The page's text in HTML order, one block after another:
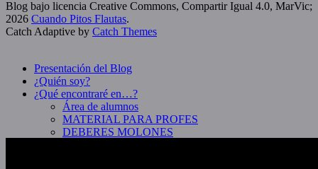
Blog bajo licencia Creative Commons, Compartir Igual 4.0, MarVic;
2026 Cuando Pitos Flautas.
Catch Adaptive by Catch Themes
Presentación del Blog
¿Quién soy?
¿Qué encontraré en…?
Área de alumnos
MATERIAL PARA PROFES
DEBERES MOLONES